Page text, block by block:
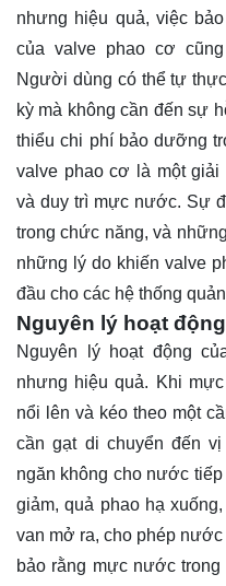
nhưng hiệu quả, việc
của valve phao cơ
Người dùng có thể tự
kỳ mà không cần đến sự
thiểu chi phí bảo dưỡng
valve phao cơ là một
và duy trì mực nước. Sự
trong chức năng, và
những lý do khiến valve
đầu cho các hệ thống
Nguyên lý hoạt
Nguyên lý hoạt động
nhưng hiệu quả. Khi
nổi lên và kéo theo một
cần gạt di chuyển đến
ngăn không cho nước
giảm, quả phao hạ
van mở ra, cho phép
bảo rằng mực nước